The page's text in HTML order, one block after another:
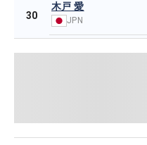
30
木戸 愛
JPN